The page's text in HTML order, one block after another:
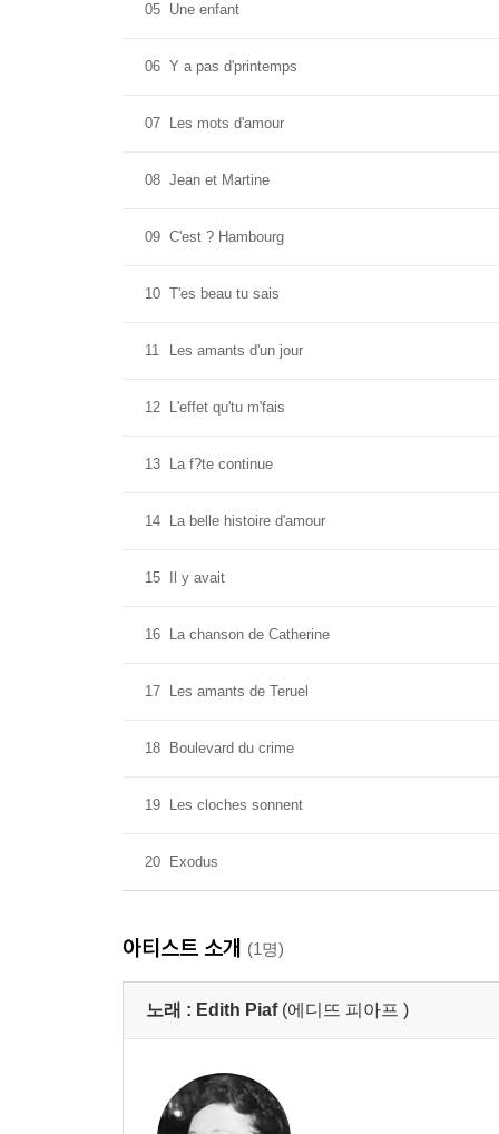
05 Une enfant
06 Y a pas d'printemps
07 Les mots d'amour
08 Jean et Martine
09 C'est ? Hambourg
10 T'es beau tu sais
11 Les amants d'un jour
12 L'effet qu'tu m'fais
13 La f?te continue
14 La belle histoire d'amour
15 Il y avait
16 La chanson de Catherine
17 Les amants de Teruel
18 Boulevard du crime
19 Les cloches sonnent
20 Exodus
아티스트 소개 (1명)
노래 : Edith Piaf (에디뜨 피아프 )